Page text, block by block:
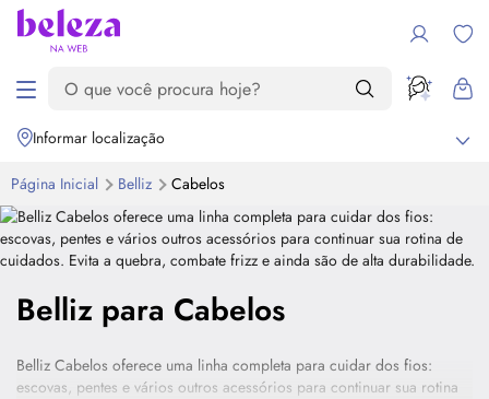
Informar localização
Página Inicial Belliz Cabelos
Belliz para Cabelos
Belliz Cabelos oferece uma linha completa para cuidar dos fios:
escovas, pentes e vários outros acessórios para continuar sua rotina